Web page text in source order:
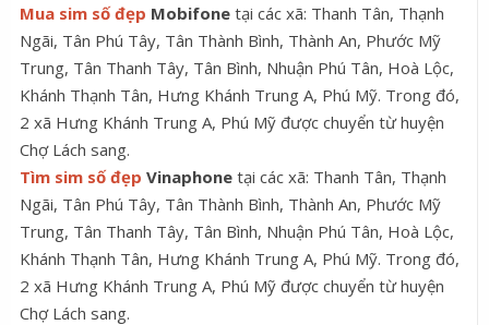
Mua sim số đẹp Mobifone tại các xã: Thanh Tân, Thạnh
Ngãi, Tân Phú Tây, Tân Thành Bình, Thành An, Phước Mỹ
Trung, Tân Thanh Tây, Tân Bình, Nhuận Phú Tân, Hoà Lộc,
Khánh Thạnh Tân, Hưng Khánh Trung A, Phú Mỹ. Trong đó,
2 xã Hưng Khánh Trung A, Phú Mỹ được chuyển từ huyện
Chợ Lách sang.
Tìm sim số đẹp Vinaphone tại các xã: Thanh Tân, Thạnh
Ngãi, Tân Phú Tây, Tân Thành Bình, Thành An, Phước Mỹ
Trung, Tân Thanh Tây, Tân Bình, Nhuận Phú Tân, Hoà Lộc,
Khánh Thạnh Tân, Hưng Khánh Trung A, Phú Mỹ. Trong đó,
2 xã Hưng Khánh Trung A, Phú Mỹ được chuyển từ huyện
Chợ Lách sang.